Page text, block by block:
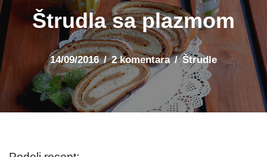
Štrudla sa plazmom
14/09/2016 2 komentara Štrudle